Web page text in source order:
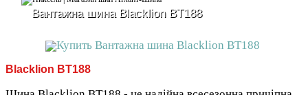
Вантажна шина Blacklion BT188
Blacklion BT188